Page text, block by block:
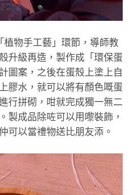
物手工藝」環節，導師教
升級再造，製作成「環保蛋
圖案，之後在蛋殼上塗上自
膠水，就可以將有顏色嘅蛋
行拼砌，咁就完成獨一無二
製成品除咗可以用嚟裝飾，
可以當禮物送比朋友添。